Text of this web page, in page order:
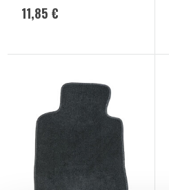
11,85 €